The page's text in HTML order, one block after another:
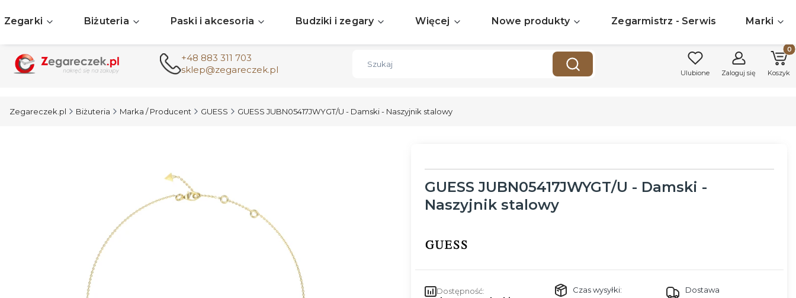
+48 883 311 703
sklep@zegareczek.pl
WyczyśćSzukaj Ulubione Zaloguj się Koszyk
Zegarki Biżuteria Paski i akcesoria Budziki i zegary Więcej Nowe produkty Zegarmistrz - Serwis Marki
Zegareczek.pl Biżuteria Marka / Producent GUESS GUESS JUBN05417JWYGT/U - Damski - Naszyjnik stalowy
GUESS JUBN05417JWYGT/U - Damski -
Naszyjnik stalowy
Dostępność:
Czas wysyłki:
Dostawa